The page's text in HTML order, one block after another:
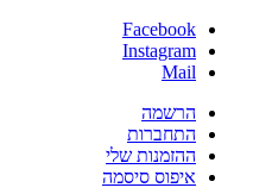
Facebook
Instagram
Mail
הרשמה
התחברות
ההזמנות שלי
איפוס סיסמה